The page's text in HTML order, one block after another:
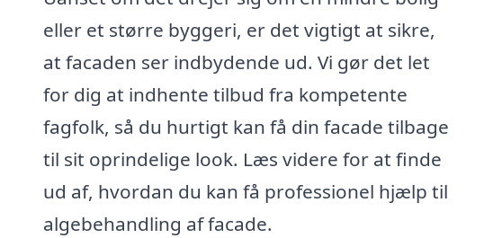
eller et større byggeri, er det vigtigt at sikre,
at facaden ser indbydende ud. Vi gør det let
for dig at indhente tilbud fra kompetente
fagfolk, så du hurtigt kan få din facade tilbage
til sit oprindelige look. Læs videre for at finde
ud af, hvordan du kan få professionel hjælp til
algebehandling af facade.